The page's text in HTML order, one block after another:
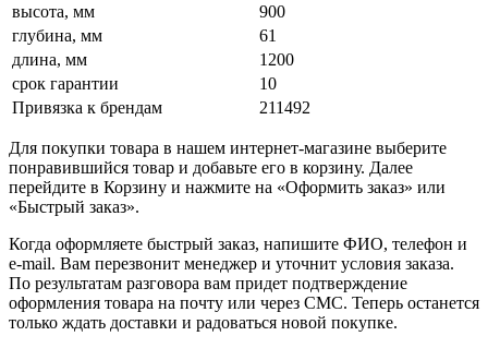
высота, мм
900
глубина, мм
61
длина, мм
1200
срок гарантии
10
Привязка к брендам
211492
Для покупки товара в нашем интернет-магазине выберите
понравившийся товар и добавьте его в корзину. Далее
перейдите в Корзину и нажмите на «Оформить заказ» или
«Быстрый заказ».
Когда оформляете быстрый заказ, напишите ФИО, телефон и
e-mail. Вам перезвонит менеджер и уточнит условия заказа.
По результатам разговора вам придет подтверждение
оформления товара на почту или через СМС. Теперь останется
только ждать доставки и радоваться новой покупке.